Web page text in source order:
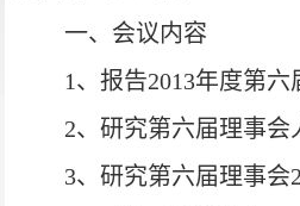
一、会议内容
1、报告2013年度第六
2、研究第六届理事会
3、研究第六届理事会